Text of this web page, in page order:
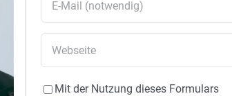
Mit der Nutzung dieses Formulars